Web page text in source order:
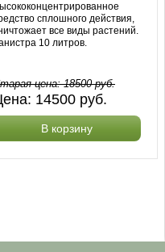
сплошного действия,
все виды растений.
10 литров.
цена:18500руб.
14500 руб.
В корзину